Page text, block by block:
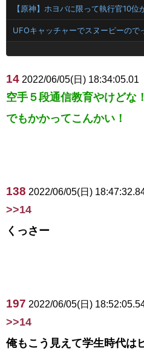
【原神】ホヨバに限って執行官10位
14 2022/06/05(日) 18:34:05.01
空手５段通信教育やけどな
でもかかってこんかい！
138 2022/06/05(日)
>>14
くっさー
197 2022/06/05(日)
>>14
俺もこう見えて学生時代は